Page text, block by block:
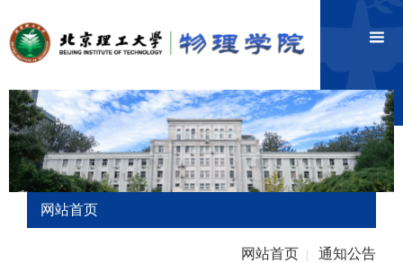
网站首页
网站首页 通知公告